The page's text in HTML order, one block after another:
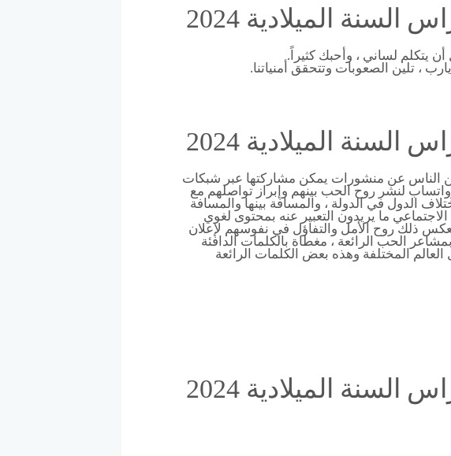
الميلادية 2024
يتكلم لساني ، وأحبك كثيراً.
، تلين الصعوبات وتتحقق أمنياتنا.
الميلادية 2024
الناس عن منشورات يمكن مشاركتها عبر شبكات
لنشر روح الحب بينهم وإبراز تواصلهم مع
الدول في الدولة ، والمسافة بينها والمسافة
ما يريدون التعبير عنه بمحتوى لغوي
ذلك روح الأمل والتفاؤل في نفوسهم لإعلان
الحب الرائعة ، مغطاة بالكلمات الدافئة
المختلفة وهذه بعض الكلمات الرائعة
الميلادية 2024